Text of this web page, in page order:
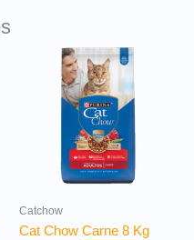
Catchow
Cat Chow Carne 8 Kg